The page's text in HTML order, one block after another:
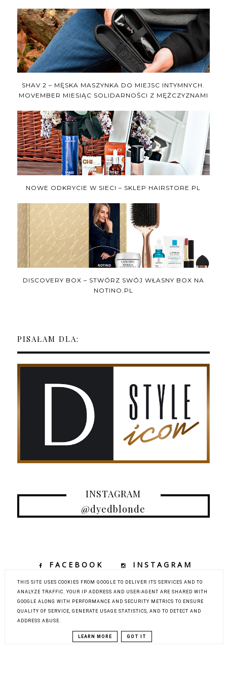
SHAV 2 – MĘSKA MASZYNKA DO MIEJSC INTYMNYCH.
MOVEMBER MIESIĄC SOLIDARNOŚCI Z MĘŻCZYZNAMI
NOWE ODKRYCIE W SIECI – SKLEP HAIRSTORE.PL
DISCOVERY BOX – STWÓRZ SWÓJ WŁASNY BOX NA
NOTINO.PL
PISAŁAM DLA:
INSTAGRAM
@dyedblonde
FACEBOOK
INSTAGRAM
TIKTOK
YOUTUBE
COPYRIGHT ©
ELEMENTAMI MODY, URODY I PODRÓŻY
THIS SITE USES COOKIES FROM GOOGLE TO DELIVER ITS SERVICES AND TO
ANALYZE TRAFFIC. YOUR IP ADDRESS AND USER-AGENT ARE SHARED WITH
GOOGLE ALONG WITH PERFORMANCE AND SECURITY METRICS TO ENSURE
QUALITY OF SERVICE, GENERATE USAGE STATISTICS, AND TO DETECT AND
ADDRESS ABUSE.
LEARN MORE GOT IT